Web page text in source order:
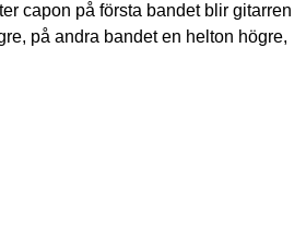
capon på första bandet blir gitarren
på andra bandet en helton högre,